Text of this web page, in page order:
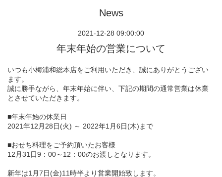
News
2021-12-28 09:00:00
年末年始の営業について
いつも小梅浦和総本店をご利用いただき、誠にありがとうござい
ます。
誠に勝手ながら、年末年始に伴い、下記の期間の通常営業は休業
とさせていただきます。
■年末年始の休業日
2021年12月28日(火) ～ 2022年1月6日(木)まで
■おせち料理をご予約頂いたお客様
12月31日9：00～12：00のお渡しとなります。
新年は1月7日(金)11時半より営業開始致します。